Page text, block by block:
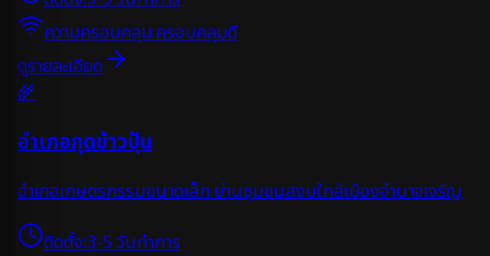
ความครอบคลุม:ครอบคลุมดี
ดูรายละเอียด
🌾
อำเภอกุดข้าวปุ้น
อำเภอเกษตรกรรมขนาดเล็ก ย่านชุมชนสงบใกล้เมืองอำนาจเจริญ
ติดตั้ง:3-5 วันทำการ